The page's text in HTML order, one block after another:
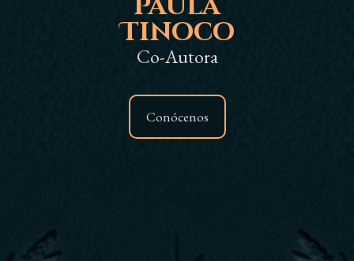
Tinoco
Co-Autora
Conócenos